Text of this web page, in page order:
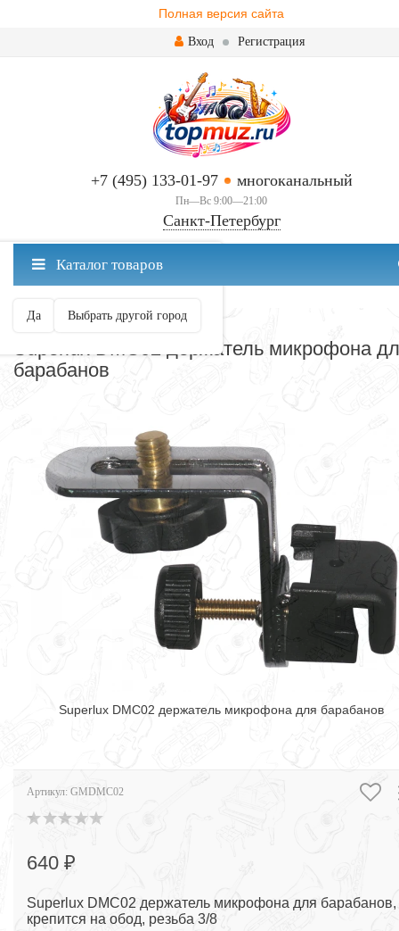
Полная версия сайта
Вход Регистрация
+7 (495) 133-01-97 многоканальный
Пн—Вс 9:00—21:00
Санкт-Петербург
Санкт-Петербург ваш город?
Да Выбрать другой город
Каталог товаров
НА БАРАБАНЫ
Superlux DMC02 держатель микрофона
барабанов
Superlux DMC02 держатель микрофона для барабанов
Артикул: GMDMC02
640 ₽
Superlux DMC02 держатель микрофона для барабанов,
крепится на обод, резьба 3/8